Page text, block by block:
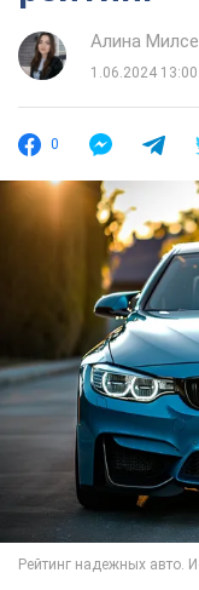
Алина
1.06.2024 13:00
0